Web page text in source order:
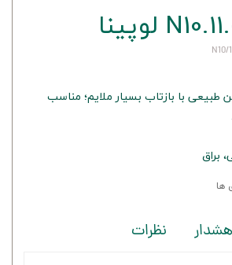
طبیعی با بازتاب بسیار ملایم؛ مناسب
براق
ها
هشدار نظرات